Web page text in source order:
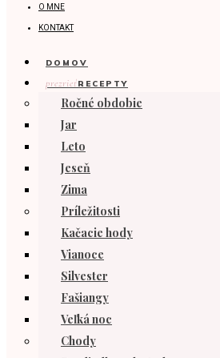
O MNE
KONTAKT
DOMOV
prezrieťRECEPTY
Ročné obdobie
Jar
Leto
Jeseň
Zima
Príležitosti
Kačacie hody
Vianoce
Silvester
Fašiangy
Veľká noc
Chody